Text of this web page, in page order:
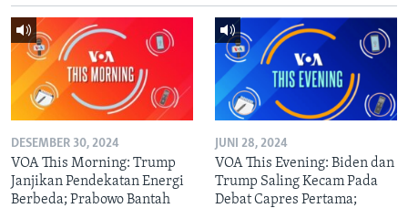
DESEMBER 30, 2024
VOA This Morning: Trump
Janjikan Pendekatan Energi
Berbeda; Prabowo Bantah
JUNI 28, 2024
VOA This Evening: Biden dan
Trump Saling Kecam Pada
Debat Capres Pertama;